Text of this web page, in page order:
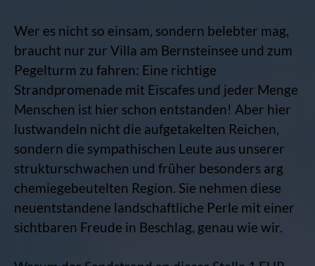
Wer es nicht so einsam, sondern belebter mag,
braucht nur zur Villa am Bernsteinsee und zum
Pegelturm zu fahren: Eine richtige
Strandpromenade mit Eiscafes und jeder Menge
Menschen ist hier schon entstanden! Aber hier
lustwandeln nicht die aufgetakelten Reichen,
sondern die sympathischen Leute aus unserer
strukturschwachen und früher besonders arg
chemiegebeutelten Region. Sie nehmen diese
neuentstandene landschaftliche Perle mit einer
sichtbaren Freude in Beschlag, genau wie wir.